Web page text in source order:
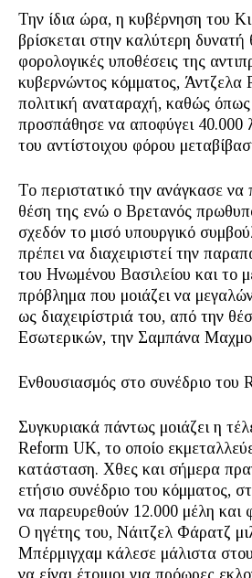
Την ίδια ώρα, η κυβέρνηση του
βρίσκεται στην καλύτερη δυνατή
φορολογικές υποθέσεις της
κυβερνώντος κόμματος, Άντζελα
πολιτική αναταραχή, καθώς όπως
προσπάθησε να αποφύγει 40.000
του αντίστοιχου φόρου
Το περιστατικό την ανάγκασε να
θέση της ενώ ο Βρετανός
σχεδόν το μισό υπουργικό
πρέπει να διαχειριστεί την
του Ηνωμένου Βασιλείου και το
πρόβλημα που μοιάζει να
ως διαχειρίστριά του, από την
Εσωτερικών, την Σαμπάνα
Ενθουσιασμός στο συνέδριο του
Συγκυριακά πάντως μοιάζει η
Reform UK, το οποίο
κατάσταση. Χθες και σήμερα
ετήσιο συνέδριο του κόμματος,
να παρευρεθούν 12.000 μέλη και
Ο ηγέτης του, Νάιτζελ Φάρατζ
Μπέρμιγχαμ κάλεσε μάλιστα